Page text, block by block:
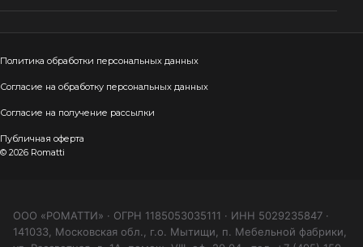
Политика обработки персональных данных
Согласие на обработку персональных данных
Согласие на получение рассылки
Публичная оферта
© 2026 Romatti
ООО «РОМАТТИ» · ОГРН 1185053035111 · ИНН 5029235847 ·
141033, Московская обл., г.о. Мытищи, п. Мебельной фабрики,